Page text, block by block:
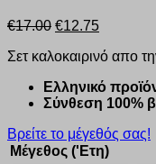
€17.00 Original
was:
€12.75Η
τιμή
€12.75.
Σετ καλοκαιρινό απο
Ελληνικό
Σύνθεση 100%
Βρείτε το μέγεθός σας!
Μέγεθος ('Ετη)